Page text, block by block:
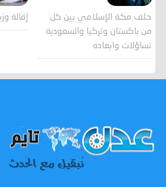
حلف مكة الإسلامي بين كل
من باكستان وتركيا والسعودية
تساؤلات وابعاده
إقالة